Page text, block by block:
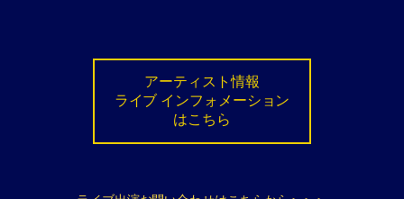
アーティスト情報
ライブ インフォメーション
はこちら